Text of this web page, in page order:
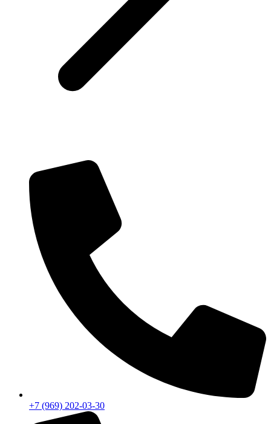
+7 (969) 202-03-30